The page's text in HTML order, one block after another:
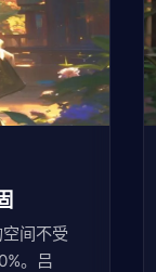
间不受
。吕